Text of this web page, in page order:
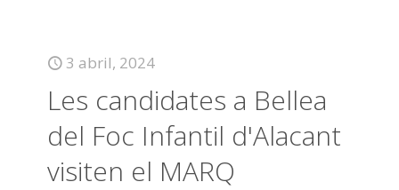
3 abril, 2024
Les candidates a Bellea
del Foc Infantil d'Alacant
visiten el MARQ